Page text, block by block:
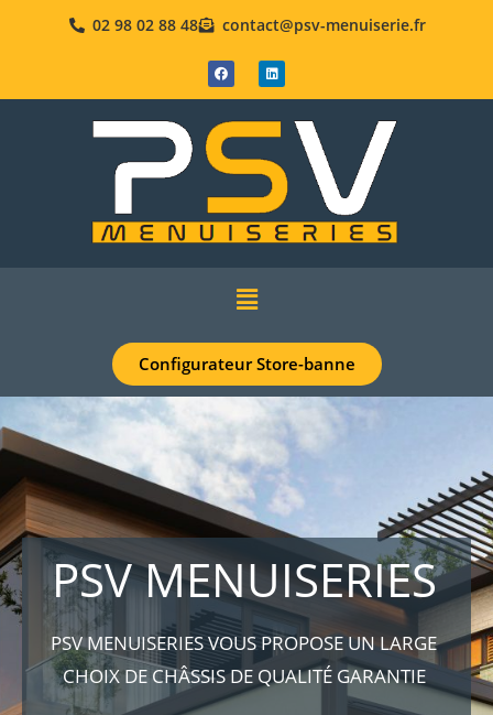
02 98 02 88 48 contact@psv-menuiserie.fr
Configurateur Store-banne
PSV MENUISERIES
PSV MENUISERIES VOUS PROPOSE UN LARGE
CHOIX DE CHÂSSIS DE QUALITÉ GARANTIE